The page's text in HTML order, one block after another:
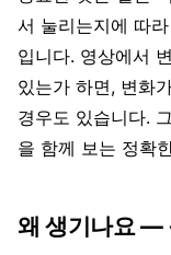
서 눌리는지에 따
입니다. 영상에서
있는가 하면, 변화
경우도 있습니다.
을 함께 보는 정확
왜 생기나요 —